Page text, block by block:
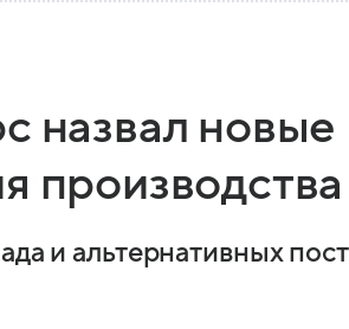
назвал новые
и альтернативных